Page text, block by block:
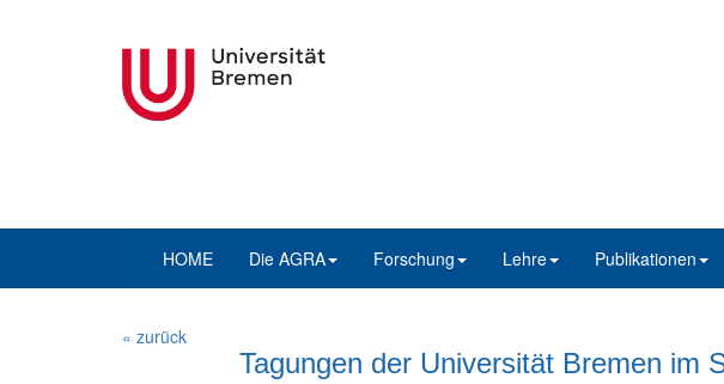
HOME Die AGRA Forschung Lehre Publikationen
« zurück
Tagungen der Universität Bremen im